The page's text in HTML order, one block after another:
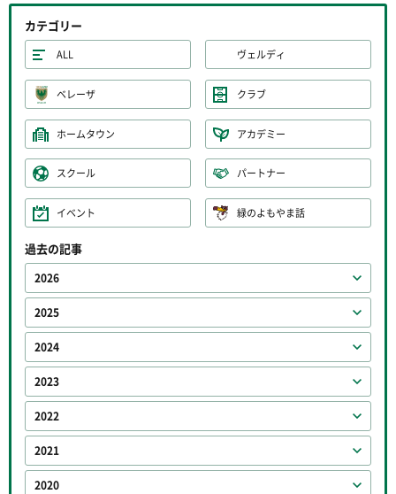
カテゴリー
ALL ヴェルディ
ベレーザ クラブ
ホームタウン アカデミー
スクール パートナー
イベント 緑のよもやま話
過去の記事
2026
2025
2024
2023
2022
2021
2020